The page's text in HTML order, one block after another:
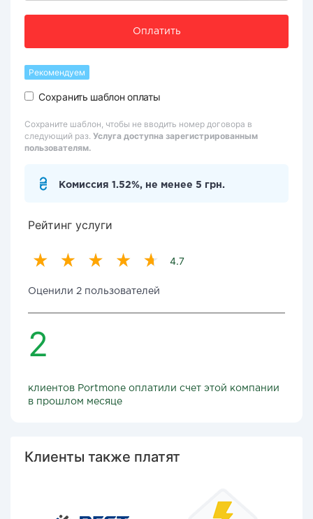
Оплатить
Рекомендуем
Сохранить шаблон оплаты
Сохраните шаблон, чтобы не вводить номер договора в
следующий раз. Услуга доступна зарегистрированным
пользователям.
Комиссия 1.52%, не менее 5 грн.
Рейтинг услуги
4.7
Оценили 2 пользователей
2
клиентов Portmone оплатили счет этой компании
в прошлом месяце
Клиенты также платят